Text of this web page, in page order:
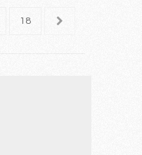
18 19